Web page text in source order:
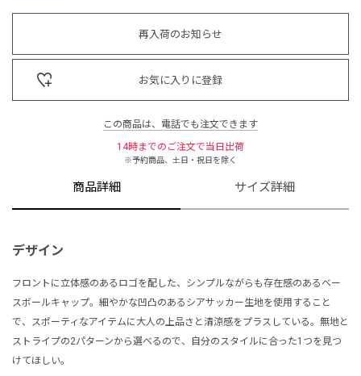
再入荷のお知らせ
お気に入りに登録
この商品は、電話でも注文できます
14時までのご注文で当日出荷
※予約商品、土日・祝日を除く
商品詳細 サイズ詳細
デザイン
フロントに立体感のあるロゴを配した、シンプルながらも存在感のあるベー
スボールキャップ。細やかな凹凸のあるシアサッカー生地を使用すること
で、スポーティなアイテムに大人の上品さと清涼感をプラスしている。無地と
ストライプの2パターンから選べるので、自分のスタイルに合った1つを見つ
けてほしい。